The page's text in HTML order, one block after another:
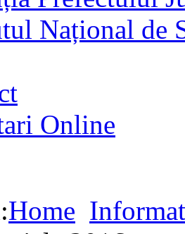
Național de
Online
Home